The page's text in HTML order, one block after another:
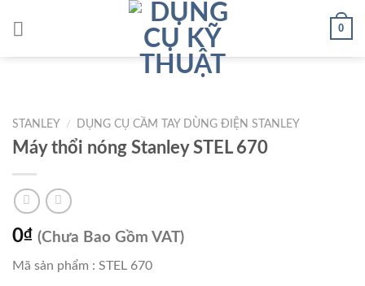
0
STANLEY / DỤNG CỤ CẦM TAY DÙNG ĐIỆN STANLEY
Máy thổi nóng Stanley STEL 670
0₫ (Chưa Bao Gồm VAT)
Mã sản phẩm : STEL 670